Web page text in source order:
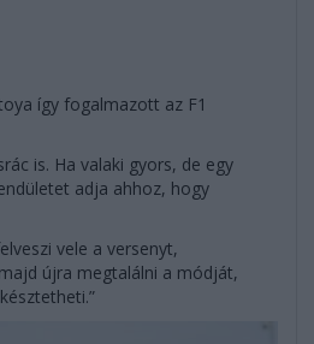
így fogalmazott az F1
is. Ha valaki gyors, de egy
adja ahhoz, hogy
vele a versenyt,
újra megtalálni a módját,